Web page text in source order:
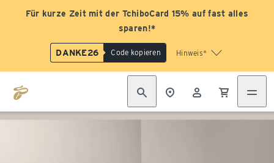
Für kurze Zeit mit der TchiboCard 15% auf fast alles
sparen!*
DANKE26 Code kopieren Hinweis*